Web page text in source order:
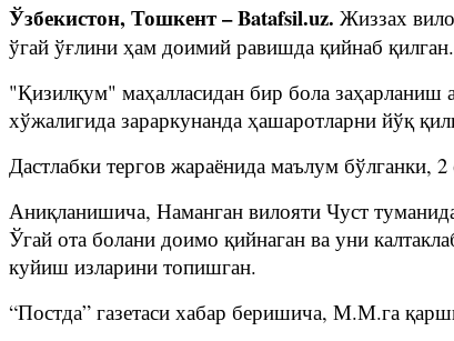
Ўзбекистон, Тошкент – Batafsil.uz. Жиззах
ўгай ўғлини ҳам доимий равишда қийнаб
"Қизилқум" маҳалласидан бир бола
хўжалигида зараркунанда ҳашаротларни йўқ
Дастлабки тергов жараёнида маълум
Аниқланишича, Наманган вилояти Чуст
Ўгай ота болани доимо қийнаган ва уни
куйиш изларини топишган.
“Постда” газетаси хабар беришича, М.М.га